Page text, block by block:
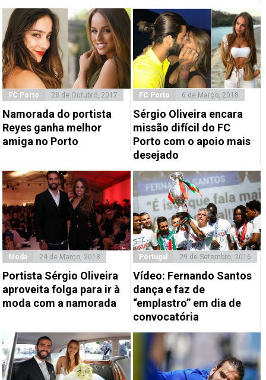
FC Porto 28 de Outubro, 2017
Namorada do portista
Reyes ganha melhor
amiga no Porto
FC Porto 6 de Março, 2018
Sérgio Oliveira encara
missão difícil do FC
Porto com o apoio mais
desejado
Moda 24 de Março, 2018
Portista Sérgio Oliveira
aproveita folga para ir à
moda com a namorada
Portugal 29 de Setembro, 2016
Vídeo: Fernando Santos
dança e faz de
“emplastro” em dia de
convocatória